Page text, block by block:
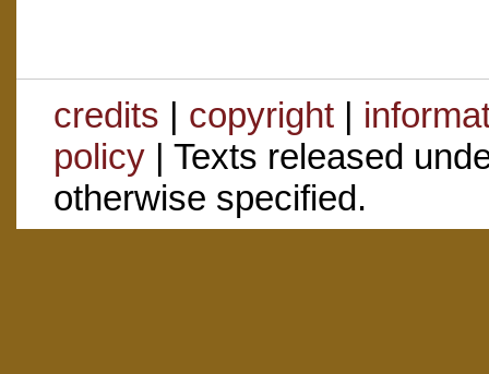
credits | copyright|
policy| Texts released
otherwise specified.